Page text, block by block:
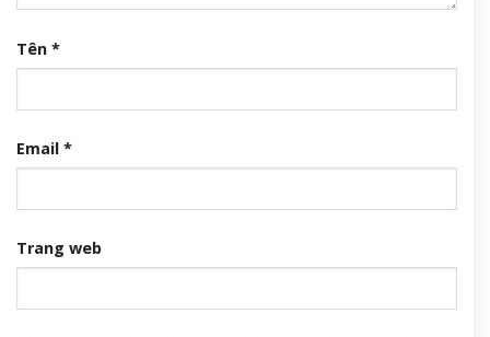
Tên *
Email *
Trang web